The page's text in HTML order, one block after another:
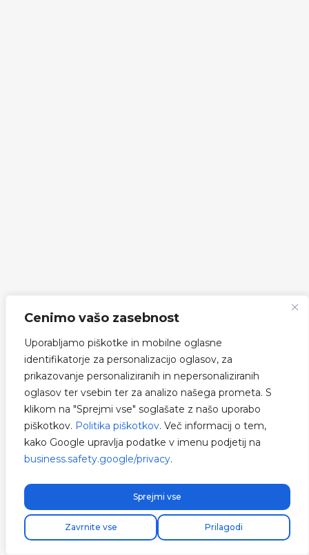
Cenimo vašo zasebnost
Uporabljamo piškotke in mobilne oglasne
identifikatorje za personalizacijo oglasov, za
prikazovanje personaliziranih in nepersonaliziranih
oglasov ter vsebin ter za analizo našega prometa. S
klikom na "Sprejmi vse" soglašate z našo uporabo
piškotkov. Politika piškotkov. Več informacij o tem,
kako Google upravlja podatke v imenu podjetij na
business.safety.google/privacy.
Prilagodi
Zavrnite vse
Sprejmi vse